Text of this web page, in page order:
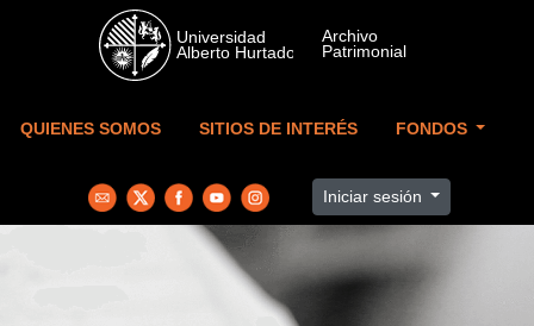
Skip to main content
QUIENES SOMOS SITIOS DE INTERÉS FONDOS
Iniciar sesión